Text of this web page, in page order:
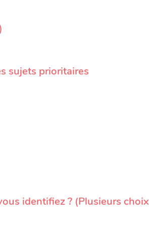
sujets prioritaires
identifiez ? (Plusieurs choix